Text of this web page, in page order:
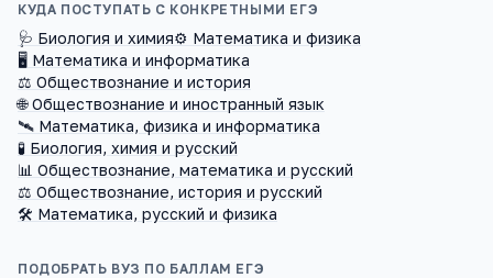
КУДА ПОСТУПАТЬ С КОНКРЕТНЫМИ ЕГЭ
🩺 Биология и химия⚙️ Математика и физика
🖥️ Математика и информатика
⚖️ Обществознание и история
🌐 Обществознание и иностранный язык
🛰️ Математика, физика и информатика
🧪 Биология, химия и русский
📊 Обществознание, математика и русский
⚖️ Обществознание, история и русский
🛠️ Математика, русский и физика
ПОДОБРАТЬ ВУЗ ПО БАЛЛАМ ЕГЭ